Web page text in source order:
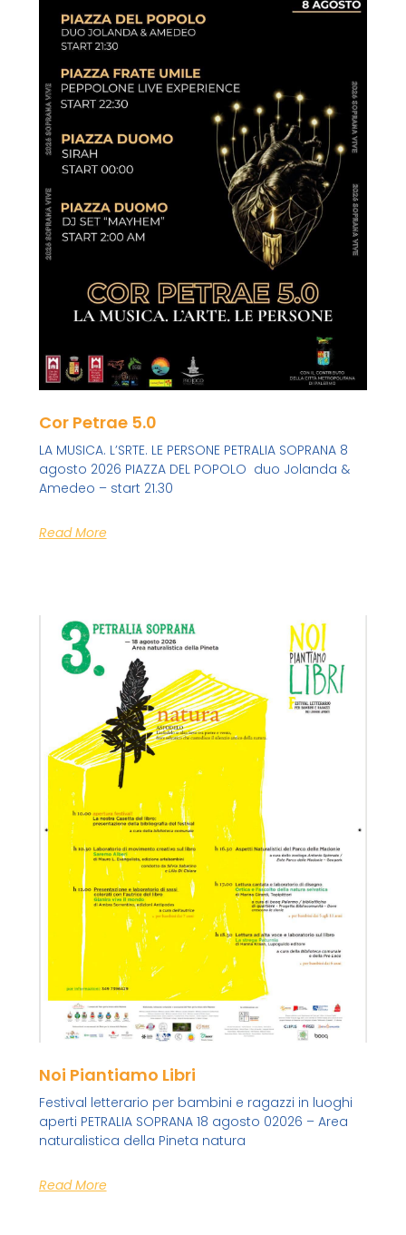
Cor Petrae 5.0
LA MUSICA. L’SRTE. LE PERSONE PETRALIA SOPRANA 8
agosto 2026 PIAZZA DEL POPOLO duo Jolanda &
Amedeo – start 21.30
Read More
Noi Piantiamo Libri
Festival letterario per bambini e ragazzi in luoghi
aperti PETRALIA SOPRANA 18 agosto 02026 – Area
naturalistica della Pineta natura
Read More